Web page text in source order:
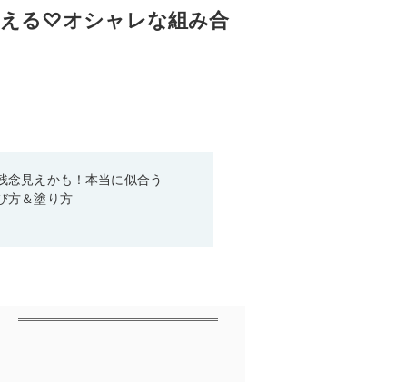
る♡オシャレな組み合
念見えかも！本当に似合う
方＆塗り方